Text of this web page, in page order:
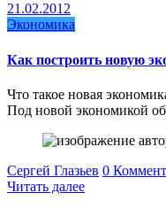
21.02.2012
Экономика
Как построить новую
Что такое новая
Под новой экономикой
Сергей Глазьев 0
Читать далее